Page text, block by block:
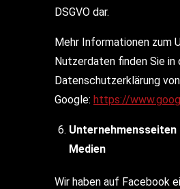
DSGVO dar.
Mehr Informationen zum
Nutzerdaten finden Sie in
Datenschutzerklärung von
Google: https://
Unternehmensseiten
Medien
Wir haben auf Facebook